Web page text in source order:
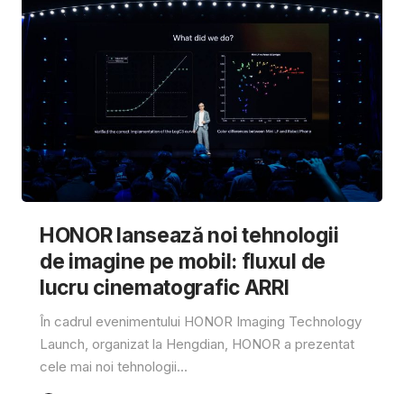
HONOR lansează noi tehnologii
de imagine pe mobil: fluxul de
lucru cinematografic ARRI
În cadrul evenimentului HONOR Imaging Technology
Launch, organizat la Hengdian, HONOR a prezentat
cele mai noi tehnologii...